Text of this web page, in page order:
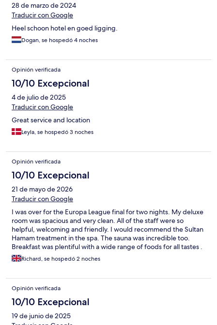
28 de marzo de 2024
Traducir con Google
Heel schoon hotel en goed ligging.
Dogan, se hospedó 4 noches
Opinión verificada
10/10 Excepcional
4 de julio de 2025
Traducir con Google
Great service and location
Leyla, se hospedó 3 noches
Opinión verificada
10/10 Excepcional
21 de mayo de 2026
Traducir con Google
I was over for the Europa League final for two nights. My deluxe
room was spacious and very clean. All of the staff were so
helpful, welcoming and friendly. I would recommend the Sultan
Hamam treatment in the spa. The sauna was incredible too.
Breakfast was plentiful with a wide range of foods for all tastes .
Next time I’m in Istanbul I will definitely return. Thank you. UTV
Richard, se hospedó 2 noches
Opinión verificada
10/10 Excepcional
19 de junio de 2025